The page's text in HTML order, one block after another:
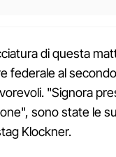
di questa
federale al
"Signora
sono state le
Klockner.